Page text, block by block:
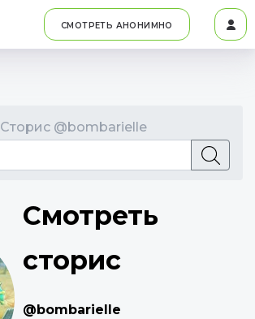
СМОТРЕТЬ АНОНИМНО
Сторис @bombarielle
Смотреть
сторис
@bombarielle